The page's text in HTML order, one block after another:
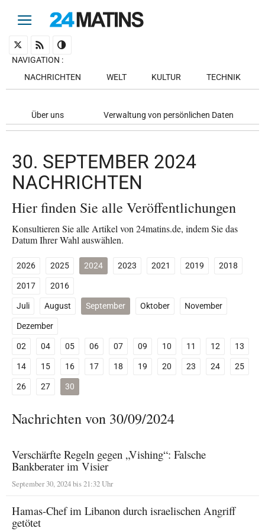
NAVIGATION :
NACHRICHTEN
WELT KULTUR TECHNIK
Über uns Verwaltung von persönlichen Daten
30. SEPTEMBER 2024
NACHRICHTEN
Hier finden Sie alle Veröffentlichungen
Konsultieren Sie alle Artikel von 24matins.de, indem Sie das
Datum Ihrer Wahl auswählen.
2026 2025 2024 2023 2021 2019
2018
2017
2016
Juli
August September Oktober
November
Dezember
02
04 05 06 07 09 10 11 12
13
14
15 16 17 18 19 20 23 24
25
26
27 30
Nachrichten von 30/09/2024
Verschärfte Regeln gegen „Vishing“: Falsche
Bankberater im Visier
September 30, 2024 bis 21:32 Uhr
Hamas-Chef im Libanon durch israelischen Angriff
getötet